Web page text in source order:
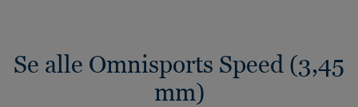
Se alle Omnisports Speed (3,45
mm)